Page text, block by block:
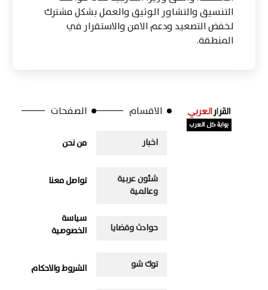
التنسيق والتشاور الوثيق والعمل بشكل مشترك
لخفض التصعيد ودعم الامن والاستقرار في
المنطقة.
الاقسام
اخبار
شئون عربية
وعالمية
حوادث وقضايا
توك شو
الصفحات
من نحن
تواصل معنا
سياسة
الخصوصية
الشروط والاحكام